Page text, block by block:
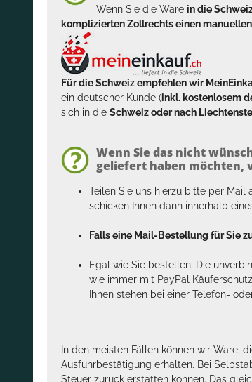
Wenn Sie die Ware in die
komplizierten Zollrechts einen
Für die Schweiz empfehlen wir
ein deutscher Kunde (inkl. kostenlosem
sich in die Schweiz oder nach
Wenn Sie das nicht
geliefert haben möchten,
Teilen Sie uns hierzu bitte per Mail
schicken Ihnen dann innerhalb
Falls eine Mail-Bestellung für Sie
Egal wie Sie bestellen: Die
wie immer mit PayPal
Ihnen stehen bei einer Telefon-
In den meisten Fällen können wir Ware,
Ausfuhrbestätigung erhalten. Bei
Steuer zurück erstatten können. Das